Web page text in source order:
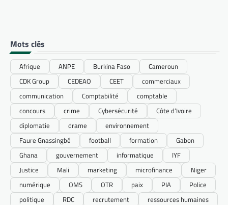
Mots clés
Afrique ANPE Burkina Faso
Cameroun
CDK Group
CEDEAO CEET
commerciaux
communication
Comptabilité
comptable
concours
crime Cybersécurité
Côte d’Ivoire
diplomatie
drame
environnement
Faure Gnassingbé
football formation
Gabon
Ghana
gouvernement informatique
IYF
Justice
Mali marketing microfinance
Niger
numérique
OMS OTR paix PIA
Police
politique
RDC recrutement
ressources humaines